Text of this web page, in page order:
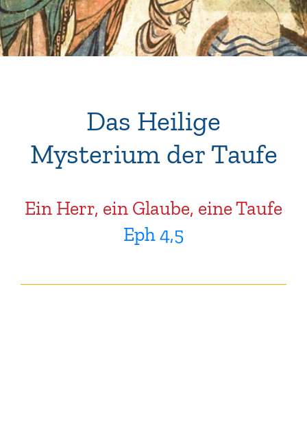
Das Heilige
Mysterium der Taufe
Ein Herr, ein Glaube, eine Taufe
Eph 4,5